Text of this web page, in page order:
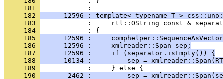
     181
     182
12596 : template< typename T >
     183
     184
     185
12596 :
     186
      12596 :     xmlreader::Span sep;
     187
      12596 :     if (separator.isEmpty()) {
     188
10134 :         sep =
     189
     190
2462 :         sep =